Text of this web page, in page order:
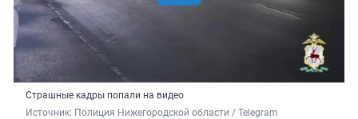
Страшные кадры попали на видео
Источник: Полиция Нижегородской области / Telegram